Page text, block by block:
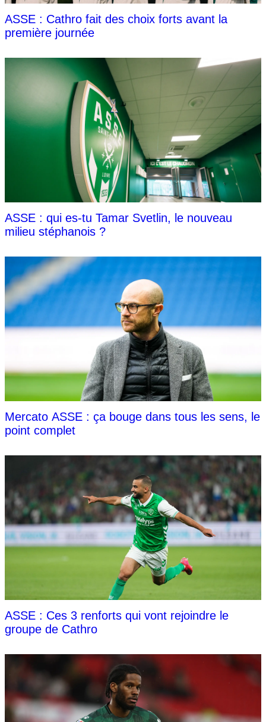
ASSE : Cathro fait des choix forts avant la
première journée
ASSE : qui es-tu Tamar Svetlin, le nouveau
milieu stéphanois ?
Mercato ASSE : ça bouge dans tous les sens, le
point complet
ASSE : Ces 3 renforts qui vont rejoindre le
groupe de Cathro